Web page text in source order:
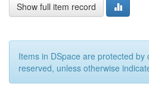
Show full item record
Items in DSpace are protected by
reserved, unless otherwise